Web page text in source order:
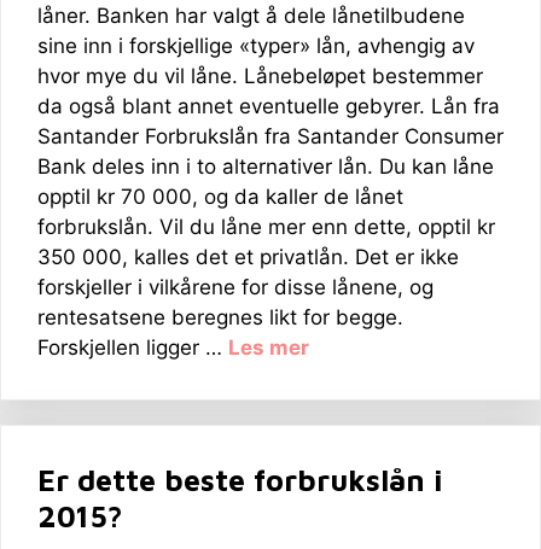
låner. Banken har valgt å dele lånetilbudene
sine inn i forskjellige «typer» lån, avhengig av
hvor mye du vil låne. Lånebeløpet bestemmer
da også blant annet eventuelle gebyrer. Lån fra
Santander Forbrukslån fra Santander Consumer
Bank deles inn i to alternativer lån. Du kan låne
opptil kr 70 000, og da kaller de lånet
forbrukslån. Vil du låne mer enn dette, opptil kr
350 000, kalles det et privatlån. Det er ikke
forskjeller i vilkårene for disse lånene, og
rentesatsene beregnes likt for begge.
Forskjellen ligger … Les mer
Er dette beste forbrukslån i
2015?